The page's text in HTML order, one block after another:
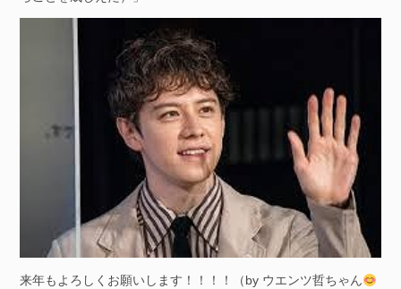
来年もよろしくお願いします！！！！（by ウエンツ哲ちゃん